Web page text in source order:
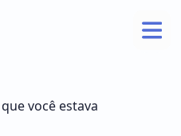
você estava